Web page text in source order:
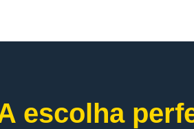
escolha